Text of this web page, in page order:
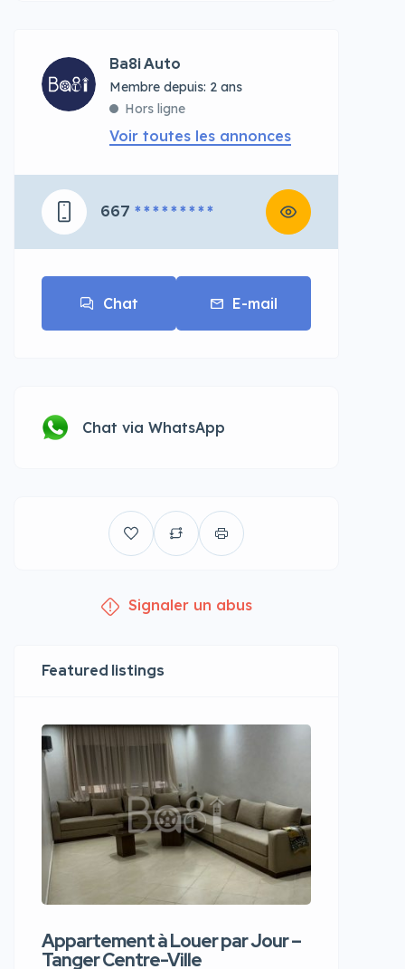
Ba8i Auto
Membre depuis: 2 ans
Hors ligne
Voir toutes les annonces
667 * * * * * * * * *
Chat E-mail
Chat via WhatsApp
Signaler un abus
Featured listings
Appartement à Louer par Jour –
Tanger Centre-Ville